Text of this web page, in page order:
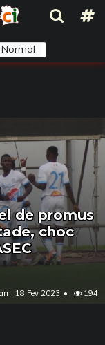
Normal
de promus
choc
18 Fev 2023 194